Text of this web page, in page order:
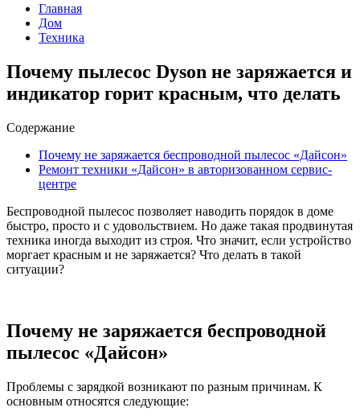
Главная
Дом
Техника
Почему пылесос Dyson не заряжается и
индикатор горит красным, что делать
Содержание
Почему не заряжается беспроводной пылесос «Дайсон»
Ремонт техники «Дайсон» в авторизованном сервис-
центре
Беспроводной пылесос позволяет наводить порядок в доме
быстро, просто и с удовольствием. Но даже такая продвинутая
техника иногда выходит из строя. Что значит, если устройство
моргает красным и не заряжается? Что делать в такой
ситуации?
Почему не заряжается беспроводной
пылесос «Дайсон»
Проблемы с зарядкой возникают по разным причинам. К
основным относятся следующие: